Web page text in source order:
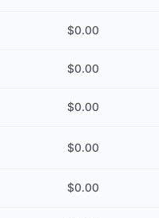
$0.00
$0.00
$0.00
$0.00
$0.00